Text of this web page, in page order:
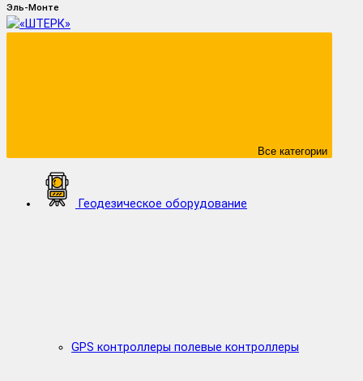
Эль-Монте
Все категории
Геодезическое оборудование
GPS контроллеры полевые контроллеры